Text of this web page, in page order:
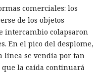
comerciales: los
de los objetos
intercambio colapsaron
En el pico del desplome,
línea se vendía por tan
que la caída continuará